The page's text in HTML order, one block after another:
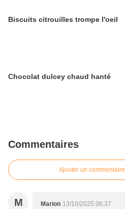
Biscuits citrouilles trompe l'oeil
Chocolat dulcey chaud hanté
Commentaires
Ajouter un commentaire
M Marion 13/10/2025 06:37